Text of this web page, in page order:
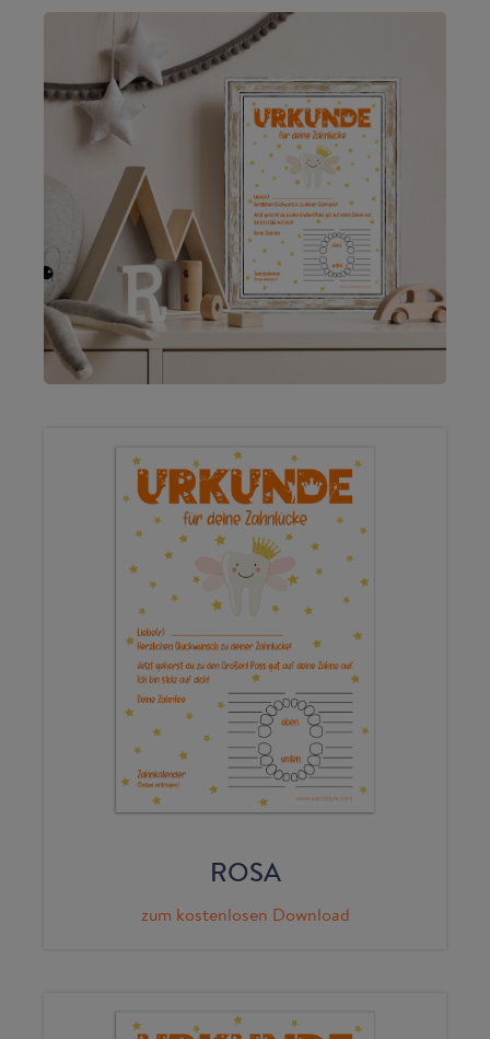
ROSA
zum kostenlosen Download